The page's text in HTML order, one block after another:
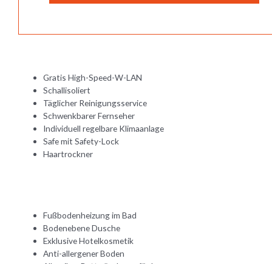
Gratis High-Speed-W-LAN
Schallisoliert
Täglicher Reinigungsservice
Schwenkbarer Fernseher
Individuell regelbare Klimaanlage
Safe mit Safety-Lock
Haartrockner
Fußbodenheizung im Bad
Bodenebene Dusche
Exklusive Hotelkosmetik
Anti-allergener Boden